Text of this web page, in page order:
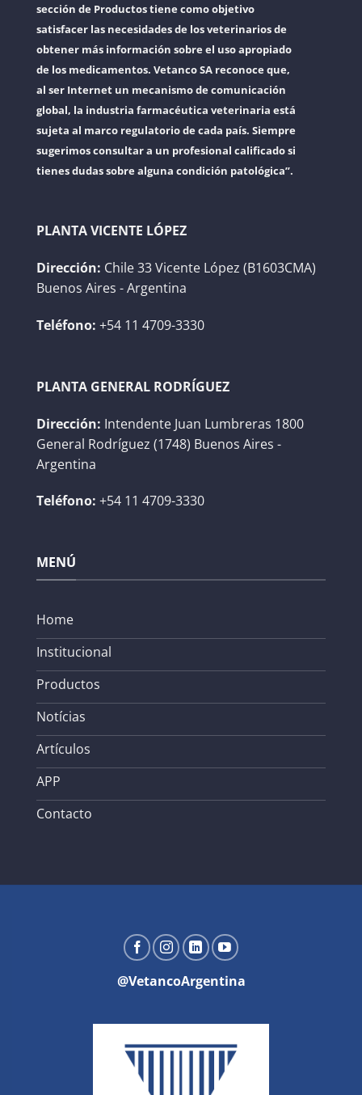
sección de Productos tiene como objetivo
satisfacer las necesidades de los veterinarios de
obtener más información sobre el uso apropiado
de los medicamentos. Vetanco SA reconoce que,
al ser Internet un mecanismo de comunicación
global, la industria farmacéutica veterinaria está
sujeta al marco regulatorio de cada país. Siempre
sugerimos consultar a un profesional calificado si
tienes dudas sobre alguna condición patológica”.
PLANTA VICENTE LÓPEZ
Dirección: Chile 33 Vicente López (B1603CMA)
Buenos Aires - Argentina
Teléfono: +54 11 4709-3330
PLANTA GENERAL RODRÍGUEZ
Dirección: Intendente Juan Lumbreras 1800
General Rodríguez (1748) Buenos Aires -
Argentina
Teléfono: +54 11 4709-3330
MENÚ
Home
Institucional
Productos
Notícias
Artículos
APP
Contacto
@VetancoArgentina